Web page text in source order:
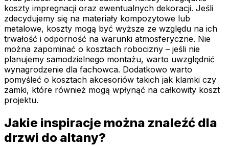
koszty impregnacji oraz ewentualnych dekoracji. Jeśli
zdecydujemy się na materiały kompozytowe lub
metalowe, koszty mogą być wyższe ze względu na ich
trwałość i odporność na warunki atmosferyczne. Nie
można zapominać o kosztach robocizny – jeśli nie
planujemy samodzielnego montażu, warto uwzględnić
wynagrodzenie dla fachowca. Dodatkowo warto
pomyśleć o kosztach akcesoriów takich jak klamki czy
zamki, które również mogą wpłynąć na całkowity koszt
projektu.
Jakie inspiracje można znaleźć dla
drzwi do altany?